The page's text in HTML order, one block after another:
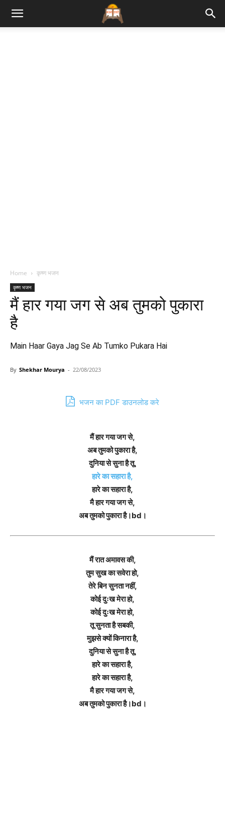
Bhajan
Home कृष्ण भजन
कृष्ण भजन
मैं हार गया जग से अब तुमको पुकारा
है
Main Haar Gaya Jag Se Ab Tumko Pukara Hai
By Shekhar Mourya - 22/08/2023
भजन का PDF डाउनलोड करे
मैं हार गया जग से,
अब तुमको पुकारा है,
दुनिया से सुना है तू,
हारे का सहारा है,
हारे का सहारा है,
मै हार गया जग से,
अब तुमको पुकारा है।bd।
मैं रात अमावस की,
तुम सुख का सवेरा हो,
तेरे बिन सुनता नहीं,
कोई दुःख मेरा हो,
कोई दुःख मेरा हो,
तू सुनता है सबकी,
मुझसे क्यों किनारा है,
दुनिया से सुना है तू,
हारे का सहारा है,
हारे का सहारा है,
मै हार गया जग से,
अब तुमको पुकारा है।bd।